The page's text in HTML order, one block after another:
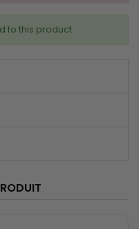
to this product